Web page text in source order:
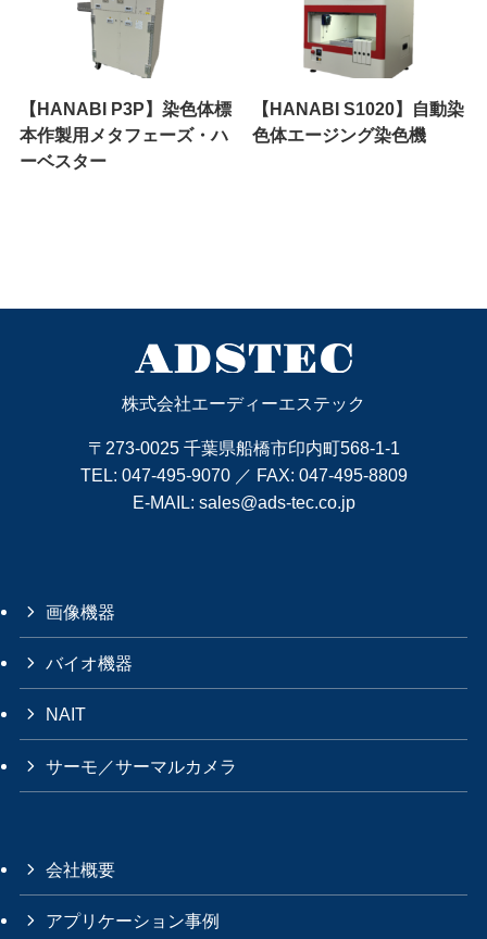
【HANABI P3P】染色体標
本作製用メタフェーズ・ハ
ーベスター
【HANABI S1020】自動染
色体エージング染色機
株式会社エーディーエステック
〒273-0025 千葉県船橋市印内町568-1-1
TEL: 047-495-9070／ FAX: 047-495-8809
E-MAIL: sales@ads-tec.co.jp
画像機器
バイオ機器
NAIT
サーモ／サーマルカメラ
会社概要
アプリケーション事例